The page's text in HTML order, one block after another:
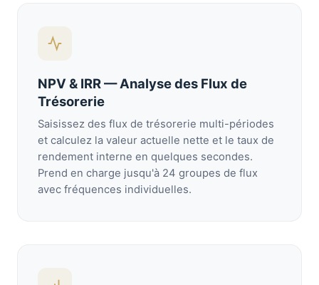
NPV & IRR — Analyse des Flux de
Trésorerie
Saisissez des flux de trésorerie multi-périodes
et calculez la valeur actuelle nette et le taux de
rendement interne en quelques secondes.
Prend en charge jusqu'à 24 groupes de flux
avec fréquences individuelles.